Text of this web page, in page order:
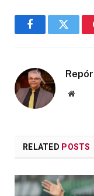
FacebookTwitter
RELATED POSTS